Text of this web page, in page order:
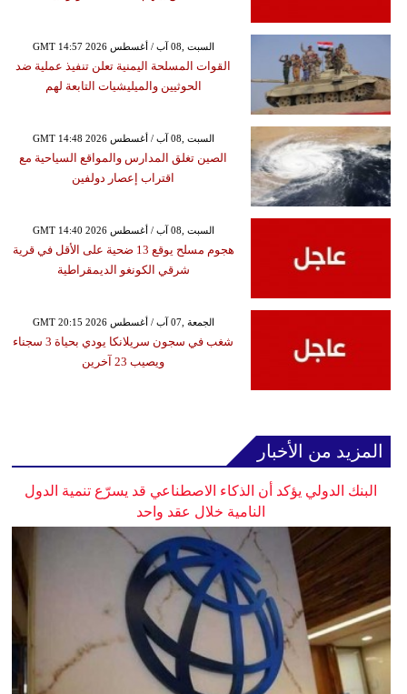
GMT 14:57 2026 السبت ,08 آب / أغسطس
القوات المسلحة اليمنية تعلن تنفيذ عملية ضد
الحوثيين والميليشيات التابعة لهم
GMT 14:48 2026 السبت ,08 آب / أغسطس
الصين تغلق المدارس والمواقع السياحية مع
اقتراب إعصار دولفين
GMT 14:40 2026 السبت ,08 آب / أغسطس
هجوم مسلح يوقع 13 ضحية على الأقل في قرية
شرقي الكونغو الديمقراطية
GMT 20:15 2026 الجمعة ,07 آب / أغسطس
شغب في سجون سريلانكا يودي بحياة 3 سجناء
ويصيب 23 آخرين
المزيد من الأخبار
البنك الدولي يؤكد أن الذكاء الاصطناعي قد يسرّع تنمية الدول
النامية خلال عقد واحد